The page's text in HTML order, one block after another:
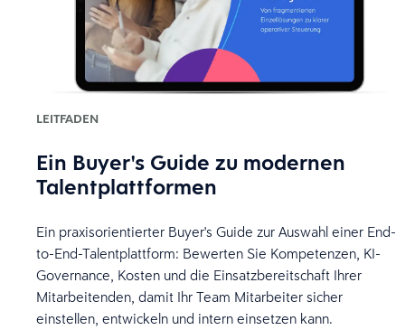
LEITFADEN
Ein Buyer's Guide zu modernen
Talentplattformen
Ein praxisorientierter Buyer's Guide zur Auswahl einer End-
to-End-Talentplattform: Bewerten Sie Kompetenzen, KI-
Governance, Kosten und die Einsatzbereitschaft Ihrer
Mitarbeitenden, damit Ihr Team Mitarbeiter sicher
einstellen, entwickeln und intern einsetzen kann.